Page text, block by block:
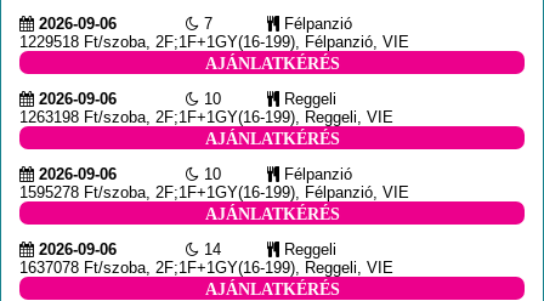
2026-09-06
7
Félpanzió
1229518 Ft/szoba, 2F;1F+1GY(16-199), Félpanzió, VIE
AJÁNLATKÉRÉS
2026-09-06
10
Reggeli
1263198 Ft/szoba, 2F;1F+1GY(16-199), Reggeli, VIE
AJÁNLATKÉRÉS
2026-09-06
10
Félpanzió
1595278 Ft/szoba, 2F;1F+1GY(16-199), Félpanzió, VIE
AJÁNLATKÉRÉS
2026-09-06
14
Reggeli
1637078 Ft/szoba, 2F;1F+1GY(16-199), Reggeli, VIE
AJÁNLATKÉRÉS